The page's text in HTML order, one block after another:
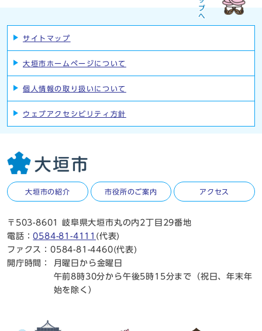
サイトマップ
大垣市ホームページについて
個人情報の取り扱いについて
ウェブアクセシビリティ方針
大垣市の紹介 市役所のご案内 アクセス
〒503-8601 岐阜県大垣市丸の内2丁目29番地
電話：0584-81-4111 (代表)
ファクス：0584-81-4460(代表)
開庁時間：
月曜日から金曜日
午前8時30分から午後5時15分まで（祝日、年末年
始を除く）